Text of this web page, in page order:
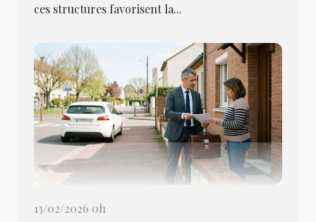
ces structures favorisent la...
13/02/2026 0h